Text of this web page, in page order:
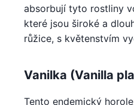
absorbují tyto rostliny
které jsou široké a
růžice, s květenstvím
Vanilka (Vanilla
Tento endemický